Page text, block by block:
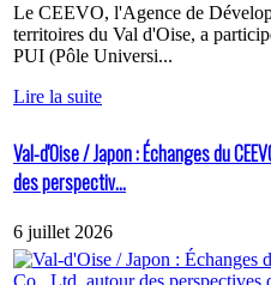
Le CEEVO, l'Agence de
territoires du Val d'Oise, a
PUI (Pôle Universi...
Lire la suite
Val-d'Oise / Japon : Échanges du
des perspectiv...
6 juillet 2026